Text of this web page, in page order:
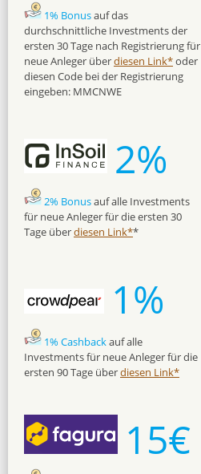
1% Bonusauf das
durchschnittliche Investments der
ersten 30 Tage nach Registrierung für
neue Anleger überdiesen Link*oder
diesen Code bei der Registrierung
eingeben: MMCNWE
2%
2% Bonusauf alle Investments
für neue Anleger für die ersten 30
Tage überdiesen Link**
1%
1% Cashbackauf alle
Investments für neue Anleger für die
ersten 90 Tage überdiesen Link*
15€